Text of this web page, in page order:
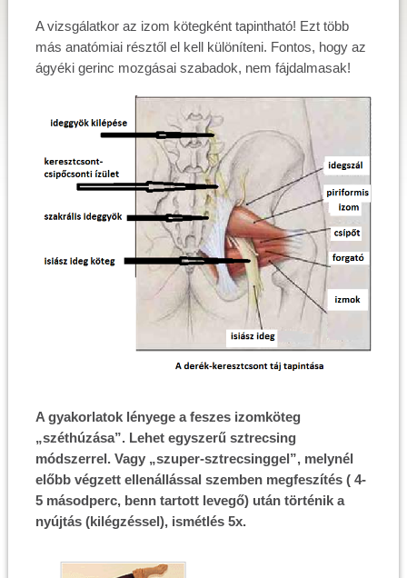
A vizsgálatkor az izom kötegként tapintható! Ezt több
más anatómiai résztől el kell különíteni. Fontos, hogy az
ágyéki gerinc mozgásai szabadok, nem fájdalmasak!
A gyakorlatok lényege a feszes izomköteg
„széthúzása”. Lehet egyszerű sztrecsing
módszerrel. Vagy „szuper-sztrecsinggel”, melynél
előbb végzett ellenállással szemben megfeszítés ( 4-
5 másodperc, benn tartott levegő) után történik a
nyújtás (kilégzéssel), ismétlés 5x.